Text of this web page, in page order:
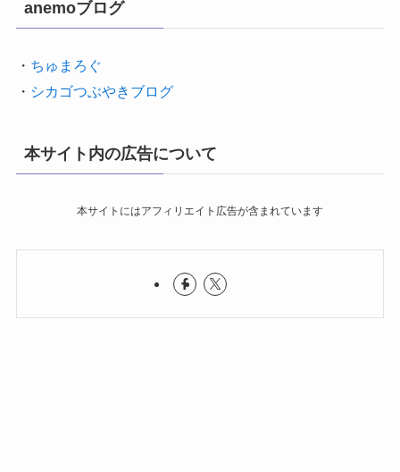
anemoブログ
・ ちゅまろぐ
・ シカゴつぶやきブログ
本サイト内の広告について
本サイトにはアフィリエイト広告が含まれています